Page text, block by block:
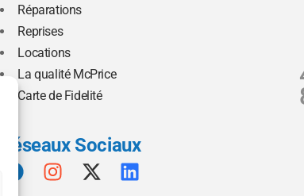
Réparations
Reprises
Locations
La qualité McPrice
Carte de Fidelité
Réseaux Sociaux